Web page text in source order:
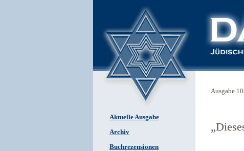
Aktuelle Ausgabe
Archiv
Buchrezensionen
Ausgabe